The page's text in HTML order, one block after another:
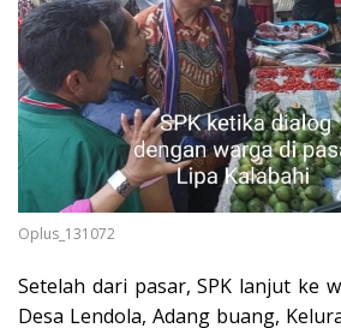
Oplus_131072
Setelah dari pasar, SPK lanjut ke
Desa Lendola, Adang buang,